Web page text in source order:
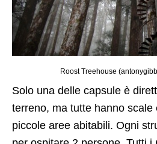
Roost Treehouse
Solo una delle capsule è
terreno, ma tutte hanno scale
piccole aree abitabili. Ogni